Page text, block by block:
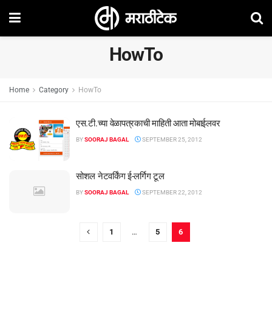
HowTo
Home Category HowTo
एस.टी.च्या वेळापत्रकाची माहिती आता मोबाईलवर
BYSOORAJ BAGAL SEPTEMBER 25, 2012
सोशल नेटवर्किंग ई-लर्गिग टूल
BYSOORAJ BAGAL SEPTEMBER 22, 2012
1 … 5 6